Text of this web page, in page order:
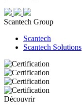
Scantech Group
Scantech
Scantech Solutions
Découvrir